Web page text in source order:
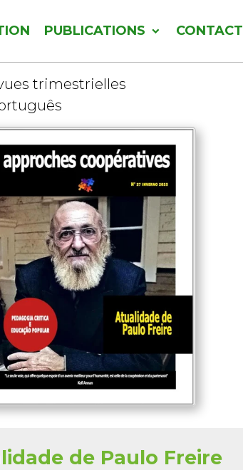
PUBLICATIONS CONTACT
trimestrielles
de Paulo Freire